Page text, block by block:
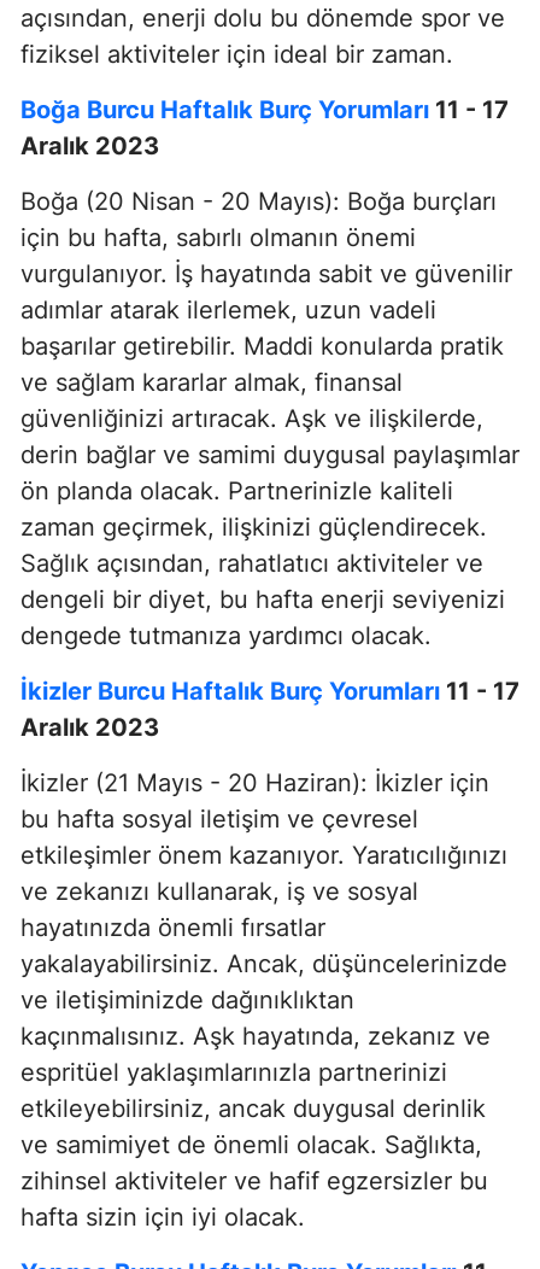
açısından, enerji dolu bu dönemde spor ve
fiziksel aktiviteler için ideal bir zaman.
Boğa Burcu Haftalık Burç Yorumları 11 - 17
Aralık 2023
Boğa (20 Nisan - 20 Mayıs): Boğa burçları
için bu hafta, sabırlı olmanın önemi
vurgulanıyor. İş hayatında sabit ve güvenilir
adımlar atarak ilerlemek, uzun vadeli
başarılar getirebilir. Maddi konularda pratik
ve sağlam kararlar almak, finansal
güvenliğinizi artıracak. Aşk ve ilişkilerde,
derin bağlar ve samimi duygusal paylaşımlar
ön planda olacak. Partnerinizle kaliteli
zaman geçirmek, ilişkinizi güçlendirecek.
Sağlık açısından, rahatlatıcı aktiviteler ve
dengeli bir diyet, bu hafta enerji seviyenizi
dengede tutmanıza yardımcı olacak.
İkizler Burcu Haftalık Burç Yorumları 11 - 17
Aralık 2023
İkizler (21 Mayıs - 20 Haziran): İkizler için
bu hafta sosyal iletişim ve çevresel
etkileşimler önem kazanıyor. Yaratıcılığınızı
ve zekanızı kullanarak, iş ve sosyal
hayatınızda önemli fırsatlar
yakalayabilirsiniz. Ancak, düşüncelerinizde
ve iletişiminizde dağınıklıktan
kaçınmalısınız. Aşk hayatında, zekanız ve
espritüel yaklaşımlarınızla partnerinizi
etkileyebilirsiniz, ancak duygusal derinlik
ve samimiyet de önemli olacak. Sağlıkta,
zihinsel aktiviteler ve hafif egzersizler bu
hafta sizin için iyi olacak.